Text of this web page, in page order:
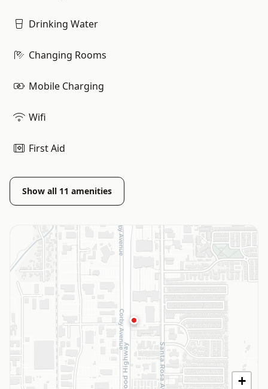
Drinking Water
Changing Rooms
Mobile Charging
Wifi
First Aid
Show all 11 amenities
+